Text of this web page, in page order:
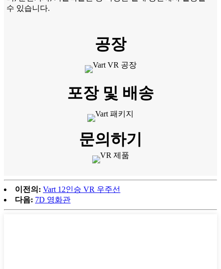
수 있습니다.
공장
포장 및 배송
문의하기
이전의: Vart 12인승 VR 우주선
다음: 7D 영화관